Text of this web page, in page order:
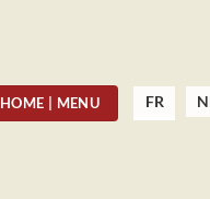
HOME | MENU FR